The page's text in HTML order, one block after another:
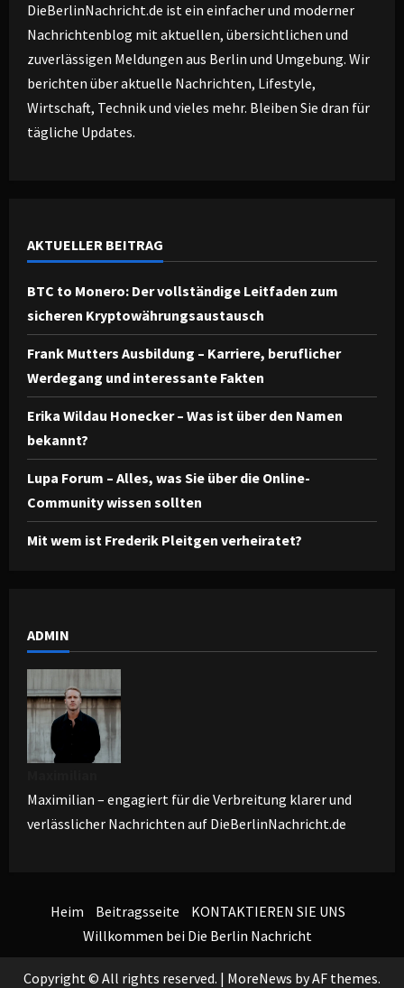
DieBerlinNachricht.de ist ein einfacher und moderner
Nachrichtenblog mit aktuellen, übersichtlichen und
zuverlässigen Meldungen aus Berlin und Umgebung. Wir
berichten über aktuelle Nachrichten, Lifestyle,
Wirtschaft, Technik und vieles mehr. Bleiben Sie dran für
tägliche Updates.
AKTUELLER BEITRAG
BTC to Monero: Der vollständige Leitfaden zum
sicheren Kryptowährungsaustausch
Frank Mutters Ausbildung – Karriere, beruflicher
Werdegang und interessante Fakten
Erika Wildau Honecker – Was ist über den Namen
bekannt?
Lupa Forum – Alles, was Sie über die Online-
Community wissen sollten
Mit wem ist Frederik Pleitgen verheiratet?
ADMIN
Maximilian – engagiert für die Verbreitung klarer und
verlässlicher Nachrichten auf DieBerlinNachricht.de
Heim Beitragsseite
KONTAKTIEREN SIE UNS
Willkommen bei Die Berlin Nachricht
Copyright © All rights reserved. | MoreNews by AF themes.